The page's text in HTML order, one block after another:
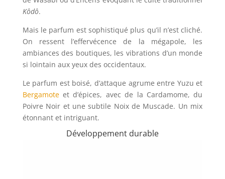
Kôdô.
Mais le parfum est sophistiqué plus qu’il n’est cliché.
On ressent l’effervécence de la mégapole, les
ambiances des boutiques, les vibrations d’un monde
si lointain aux yeux des occidentaux.
Le parfum est boisé, d’attaque agrume entre Yuzu et
Bergamoteet d’épices, avec de la Cardamome, du
Poivre Noir et une subtile Noix de Muscade. Un mix
étonnant et intriguant.
Développement durable